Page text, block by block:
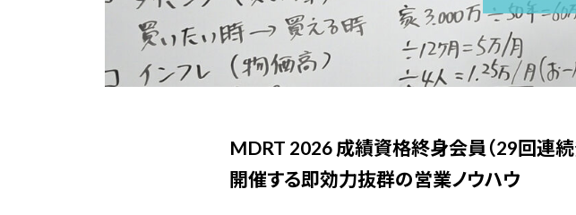
MDRT 2026 成績資格終身会員（29回連
開催する即効力抜群の営業ノウハウ